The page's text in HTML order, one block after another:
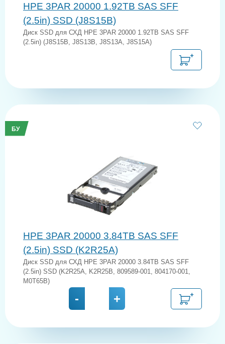
HPE 3PAR 20000 1.92TB SAS SFF
(2.5in) SSD (J8S15B)
Диск SSD для СХД HPE 3PAR 20000 1.92TB SAS SFF
(2.5in) (J8S15B, J8S13B, J8S13A, J8S15A)
БУ
HPE 3PAR 20000 3.84TB SAS SFF
(2.5in) SSD (K2R25A)
Диск SSD для СХД HPE 3PAR 20000 3.84TB SAS SFF
(2.5in) SSD (K2R25A, K2R25B, 809589-001, 804170-001,
M0T65B)
- +